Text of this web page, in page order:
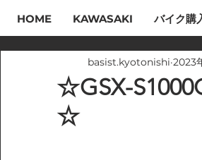
HOME KAWASAKI バイク購
☆GSX-
☆
basist.kyotonishi 2023